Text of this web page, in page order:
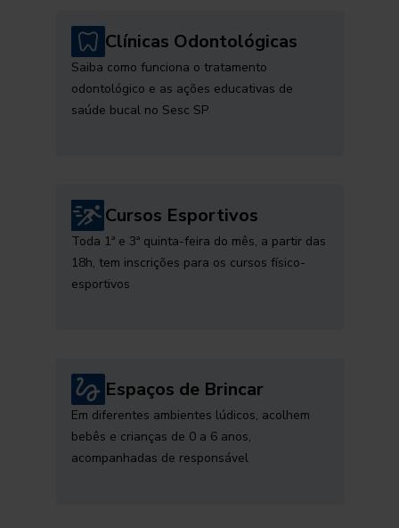
Clínicas Odontológicas
Saiba como funciona o tratamento
odontológico e as ações educativas de
saúde bucal no Sesc SP
Cursos Esportivos
Toda 1ª e 3ª quinta-feira do mês, a partir das
18h, tem inscrições para os cursos físico-
esportivos
Espaços de Brincar
Em diferentes ambientes lúdicos, acolhem
bebês e crianças de 0 a 6 anos,
acompanhadas de responsável